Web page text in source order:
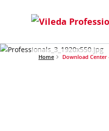
Home Download Center